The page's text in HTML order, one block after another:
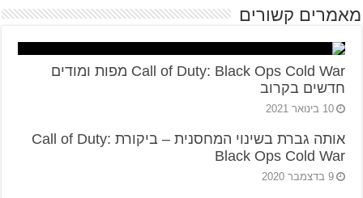
מאמרים קשורים
Call of Duty: Black Ops Cold War מפות ומודים
חדשים בקרוב
10 בינואר 2021
אותה גברת בשינוי המחסנית – ביקורת Call of Duty:
Black Ops Cold War
9 בדצמבר 2020